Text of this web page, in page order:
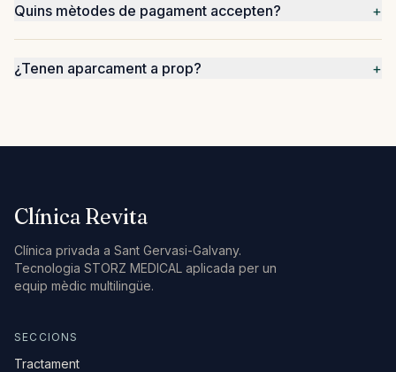
Quins mètodes de pagament accepten? +
¿Tenen aparcament a prop? +
Carrer de Santaló, 105
Clínica Revita
Clínica privada a Sant Gervasi-Galvany.
Tecnologia STORZ MEDICAL aplicada per un
equip mèdic multilingüe.
SECCIONS
Tractament